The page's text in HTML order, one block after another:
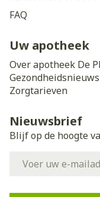
FAQ
Uw apotheek
Over apotheek De
Gezondheidsnieuws
Zorgtarieven
Nieuwsbrief
Blijf op de hoogte